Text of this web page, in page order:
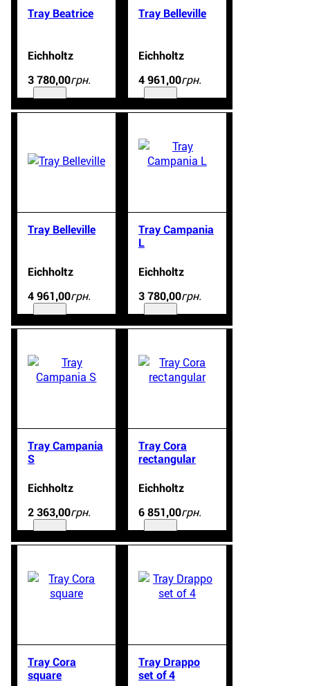
Tray Beatrice
Eichholtz
3 780,00грн.
Tray Belleville
Eichholtz
4 961 ,00грн.
Tray Belleville
Eichholtz
4 961 ,00грн.
Tray Campania
L
Eichholtz
3 780,00грн.
Tray Campania
S
Eichholtz
2 363,00грн.
Tray Cora
rectangular
Eichholtz
6 851 ,00грн.
Tray Cora
square
Tray Drappo
set of 4